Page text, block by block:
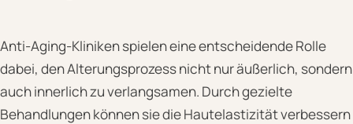
Anti-Aging-Kliniken spielen eine entscheidende Rolle
dabei, den Alterungsprozess nicht nur äußerlich, sondern
auch innerlich zu verlangsamen. Durch gezielte
Behandlungen können sie die Hautelastizität verbessern